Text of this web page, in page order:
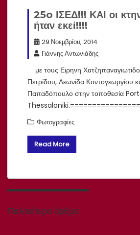
25o ΙΣΕΔ!!! ΚΑΙ οι
ήταν εκεί!!!!
29 Νοεμβρίου, 2014
Γιάννης Αντωνιάδης
με τους Ειρηνη
Πετρίδου, Λεωνίδα Κοντογεωργίου
Παπαδόπουλο στην τοποθεσία
Φωτογραφίες
Read More
Πλοήγηση
άρθρων
Παλαιότερα άρθρα